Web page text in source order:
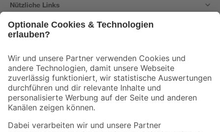
Nützliche Links
Der toom Newsletter: Keine Angebote und Aktionen mehr verpassen!
Zur Newsletter Anmeldung
Folge uns